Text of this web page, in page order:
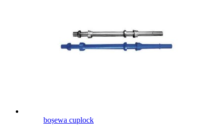
boṣewa cuplock